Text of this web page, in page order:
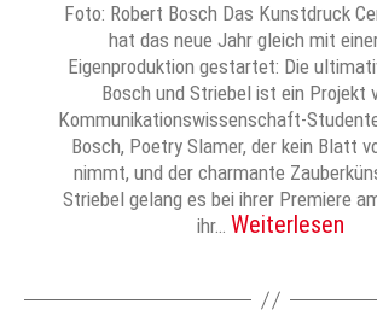
Foto: Robert Bosch Das Kunstdruck
hat das neue Jahr gleich mit
Eigenproduktion gestartet: Die
Bosch und Striebel ist ein Projekt
Kommunikationswissenschaft-
Bosch, Poetry Slamer, der kein Blatt
nimmt, und der charmante
Striebel gelang es bei ihrer Premiere
ihr… Weiterlesen